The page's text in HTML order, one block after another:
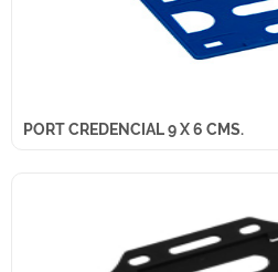
PORT CREDENCIAL 9 X 6 CMS.